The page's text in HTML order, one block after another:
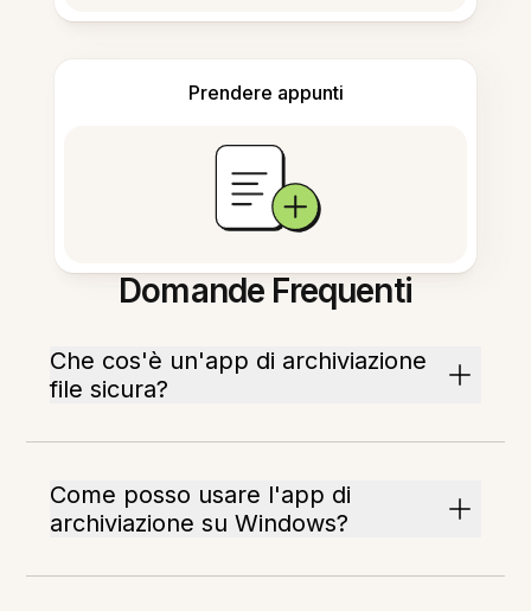
Prendere appunti
Domande Frequenti
Che cos'è un'app di archiviazione
file sicura?
Come posso usare l'app di
archiviazione su Windows?